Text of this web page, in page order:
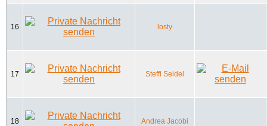
16 losty
17 Steffi Seidel
18 Andrea Jacobi